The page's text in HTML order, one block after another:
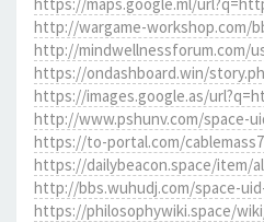
http://wargame-workshop.com/
http://mindwellnessforum.com/
https://ondashboard.win/
https://images.google.as/
http://www.pshunv.com/space-
https://to-portal.com/
https://dailybeacon.space/item/
http://bbs.wuhudj.com/space-
https://philosophywiki.space/